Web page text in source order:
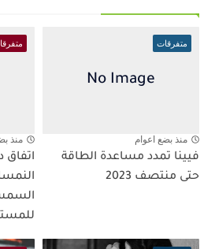
متفرقات
منذ بضع اعوام
فيينا تمدد مساعدة الطاقة
حتى منتصف 2023
منذ
اتفاق